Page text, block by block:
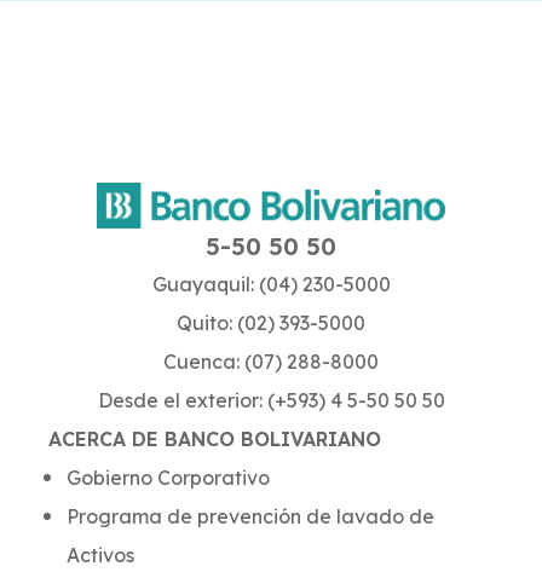
ACERCA DE BANCO BOLIVARIANO
Gobierno Corporativo
Programa de prevención de lavado de
Activos
5-50 50 50
Guayaquil: (04) 230-5000
Quito: (02) 393-5000
Cuenca: (07) 288-8000
Desde el exterior: (+593) 4 5-50 50 50